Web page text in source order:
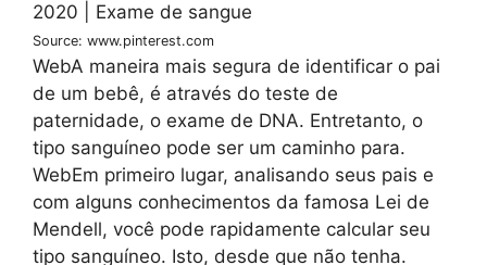
Source: www.pinterest.com
WebA maneira mais segura de identificar o pai
de um bebê, é através do teste de
paternidade, o exame de DNA. Entretanto, o
tipo sanguíneo pode ser um caminho para.
WebEm primeiro lugar, analisando seus pais e
com alguns conhecimentos da famosa Lei de
Mendell, você pode rapidamente calcular seu
tipo sanguíneo. Isto, desde que não tenha.